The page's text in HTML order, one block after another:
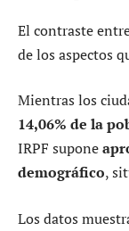
El contraste
de los aspectos
Mientras los
14,06% de la
IRPF supone
demográfico,
Los datos